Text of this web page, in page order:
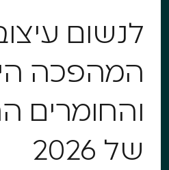
לנשום
המהפכה
והחומרים
של 2026